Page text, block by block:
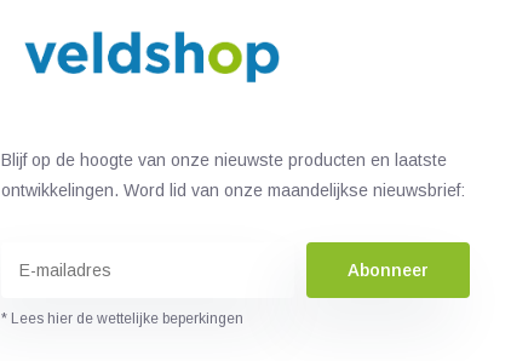
Blijf op de hoogte van onze nieuwste producten en laatste
ontwikkelingen. Word lid van onze maandelijkse nieuwsbrief:
Abonneer
* Lees hier de wettelijke beperkingen